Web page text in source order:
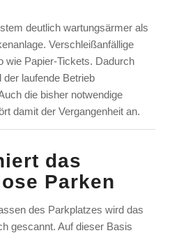
deutlich wartungsärmer als
Verschleißanfällige
wie Papier-Tickets. Dadurch
laufende Betrieb
die bisher notwendige
damit der Vergangenheit an.
das
Parken
des Parkplatzes wird das
gescannt. Auf dieser Basis